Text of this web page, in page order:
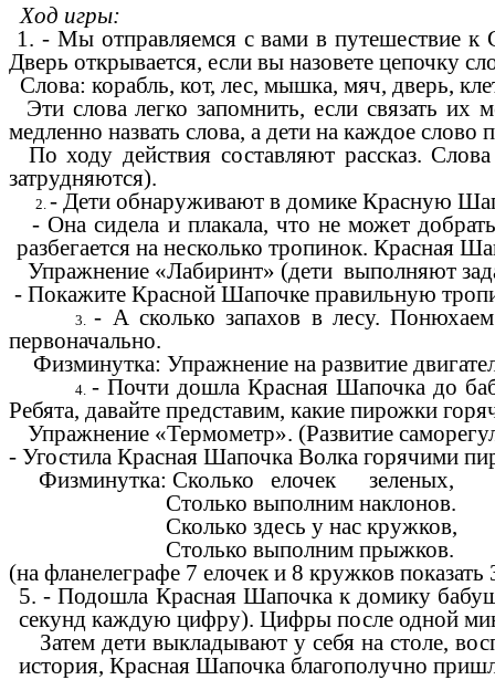
Ход игры:
1. - Мы отправляемся с вами в путешествие к
Дверь открывается, если вы назовете цепочку
Слова: корабль, кот, лес, мышка, мяч, дверь,
Эти слова легко запомнить, если связать
медленно назвать слова, а дети на каждое
По ходу действия составляют рассказ.
затрудняются).
- Дети обнаруживают в домике Красную
- Она сидела и плакала, что не может
разбегается на несколько тропинок. Красная
Упражнение «Лабиринт» (дети выполняют
- Покажите Красной Шапочке правильную
- А сколько запахов в лесу.
первоначально.
Физминутка: Упражнение на развитие
- Почти дошла Красная Шапочка до
Ребята, давайте представим, какие пирожки
Упражнение «Термометр». (Развитие
- Угостила Красная Шапочка Волка горячими
Физминутка: Сколько елочек зеленых,
Столько выполним наклонов.
Сколько здесь у нас кружков,
Столько выполним прыжков.
(на фланелеграфе 7 елочек и 8 кружков показать
5. - Подошла Красная Шапочка к домику
секунд каждую цифру). Цифры после одной
Затем дети выкладывают у себя на столе,
история, Красная Шапочка благополучно